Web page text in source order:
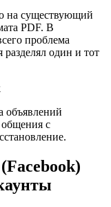
на существующий
PDF. В
проблема
разделял один и тот
объявлений
с